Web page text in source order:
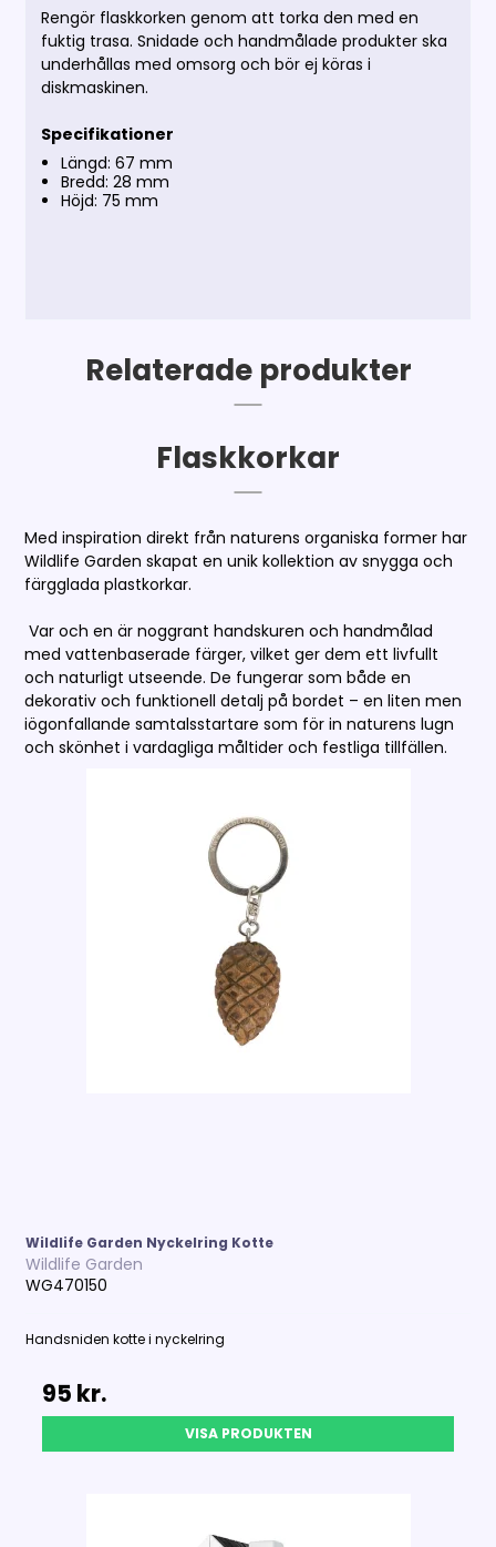
Rengör flaskkorken genom att torka den med en
fuktig trasa. Snidade och handmålade produkter ska
underhållas med omsorg och bör ej köras i
diskmaskinen.
Specifikationer
Längd: 67 mm
Bredd: 28 mm
Höjd: 75 mm
Relaterade produkter
Flaskkorkar
Med inspiration direkt från naturens organiska former har
Wildlife Garden skapat en unik kollektion av snygga och
färgglada plastkorkar.
Var och en är noggrant handskuren och handmålad
med vattenbaserade färger, vilket ger dem ett livfullt
och naturligt utseende. De fungerar som både en
dekorativ och funktionell detalj på bordet – en liten men
iögonfallande samtalsstartare som för in naturens lugn
och skönhet i vardagliga måltider och festliga tillfällen.
Wildlife Garden Nyckelring Kotte
Wildlife Garden
WG470150
Handsniden kotte i nyckelring
95 kr.
VISA PRODUKTEN